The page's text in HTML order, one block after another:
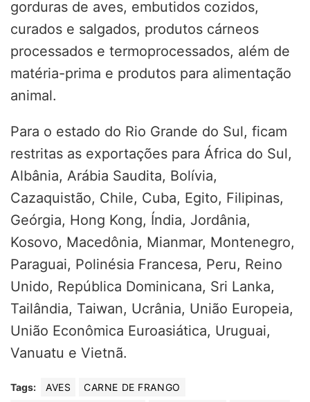
gorduras de aves, embutidos cozidos,
curados e salgados, produtos cárneos
processados e termoprocessados, além de
matéria-prima e produtos para alimentação
animal.
Para o estado do Rio Grande do Sul, ficam
restritas as exportações para África do Sul,
Albânia, Arábia Saudita, Bolívia,
Cazaquistão, Chile, Cuba, Egito, Filipinas,
Geórgia, Hong Kong, Índia, Jordânia,
Kosovo, Macedônia, Mianmar, Montenegro,
Paraguai, Polinésia Francesa, Peru, Reino
Unido, República Dominicana, Sri Lanka,
Tailândia, Taiwan, Ucrânia, União Europeia,
União Econômica Euroasiática, Uruguai,
Vanuatu e Vietnã.
Tags: AVES
CARNE DE FRANGO